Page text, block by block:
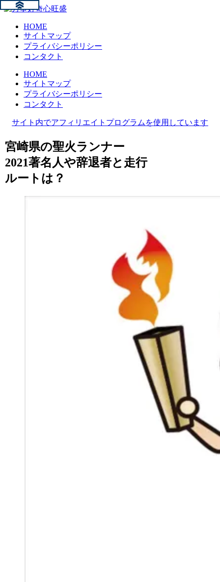
HOME
サイトマップ
プライバシーポリシー
コンタクト
HOME
サイトマップ
プライバシーポリシー
コンタクト
サイト内でアフィリエイトプログラムを使用しています
宮崎県の聖火ランナー
2021著名人や辞退者と走行
ルートは？